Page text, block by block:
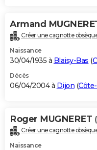
Armand
Créer une cagnotte
Naissance
30/04/1935 à Blaisy-Bas (
Décès
06/04/2004 à Dijon (
Roger MUGNERET
Créer une cagnotte
Naissance